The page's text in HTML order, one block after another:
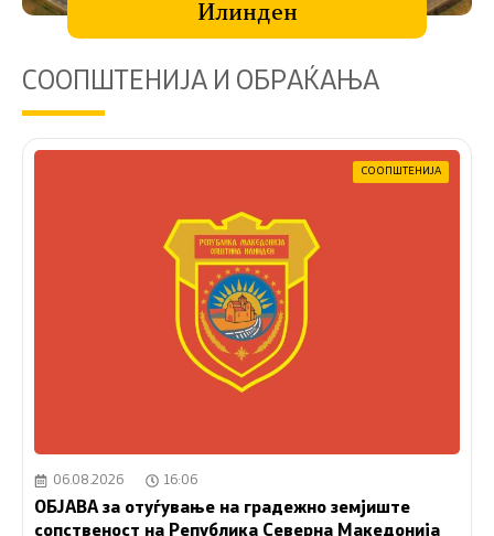
Илинден
СООПШТЕНИЈА И ОБРАЌАЊА
СООПШТЕНИЈА
06.08.2026 16:06
ОБЈАВА за отуѓување на градежно земјиште
сопственост на Република Северна Македонија